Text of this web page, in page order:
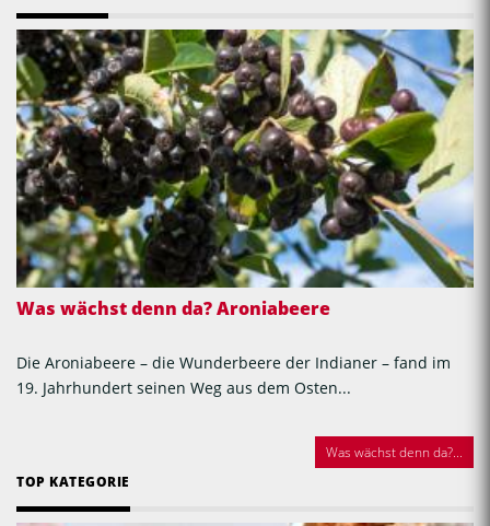
Was wächst denn da? Aroniabeere
Die Aroniabeere – die Wunderbeere der Indianer – fand im
19. Jahrhundert seinen Weg aus dem Osten...
Was wächst denn da?...
TOP KATEGORIE